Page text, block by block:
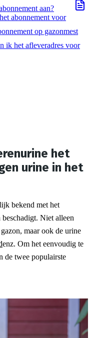
aan?
abonnement voor
op gazonmest
ik het afleveradres voor
het
urine in het
bekend met het
Niet alleen
maar ook de urine
enz. Om het eenvoudig te
de twee populairste